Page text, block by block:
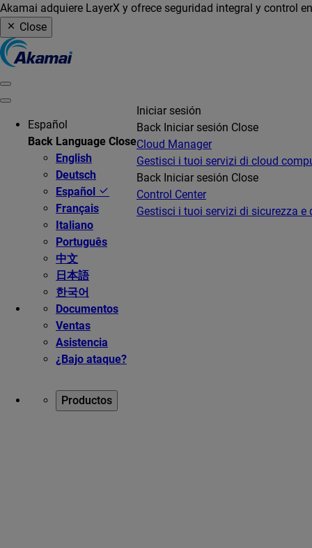
Akamai adquiere LayerX y ofrece seguridad integral y control
Close
Español
Back Language Close
English
Deutsch
Español
Français
Italiano
Português
中文
日本語
한국어
Documentos
Ventas
Asistencia
¿Bajo ataque?
Iniciar sesión
Back Iniciar sesión Close
Cloud Manager
Gestisci i tuoi servizi di cloud
Back Iniciar sesión Close
Control Center
Gestisci i tuoi servizi di sicurezza e
Productos